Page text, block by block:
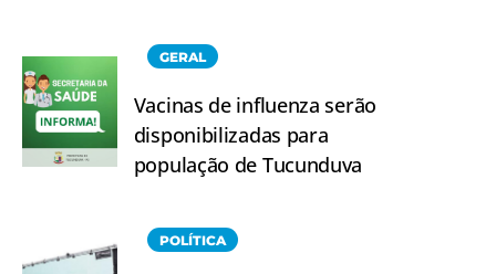
GERAL
Vacinas de influenza serão
disponibilizadas para
população de Tucunduva
POLÍTICA